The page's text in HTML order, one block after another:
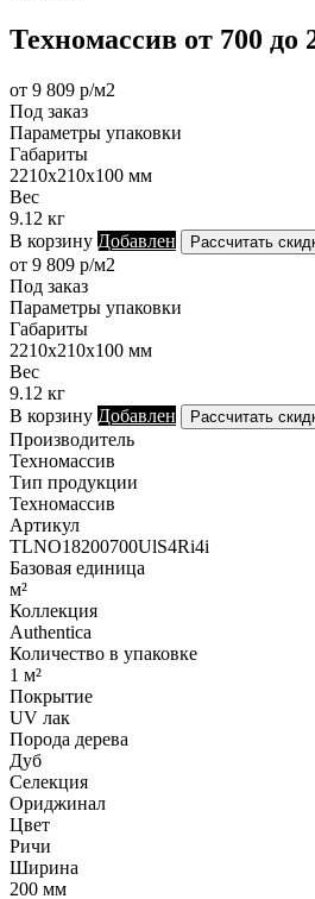
Техномассив от 700
от 9 809 р/м2
Под заказ
Параметры упаковки
Габариты
2210х210х100 мм
Вес
9.12 кг
В корзину Добавлен Рассчитать
от 9 809 р/м2
Под заказ
Параметры упаковки
Габариты
2210х210х100 мм
Вес
9.12 кг
В корзину Добавлен Рассчитать
Производитель
Техномассив
Тип продукции
Техномассив
Артикул
TLNO18200700UlS4Ri4i
Базовая единица
м²
Коллекция
Authentica
Количество в упаковке
1 м²
Покрытие
UV лак
Порода дерева
Дуб
Селекция
Ориджинал
Цвет
Ричи
Ширина
200 мм